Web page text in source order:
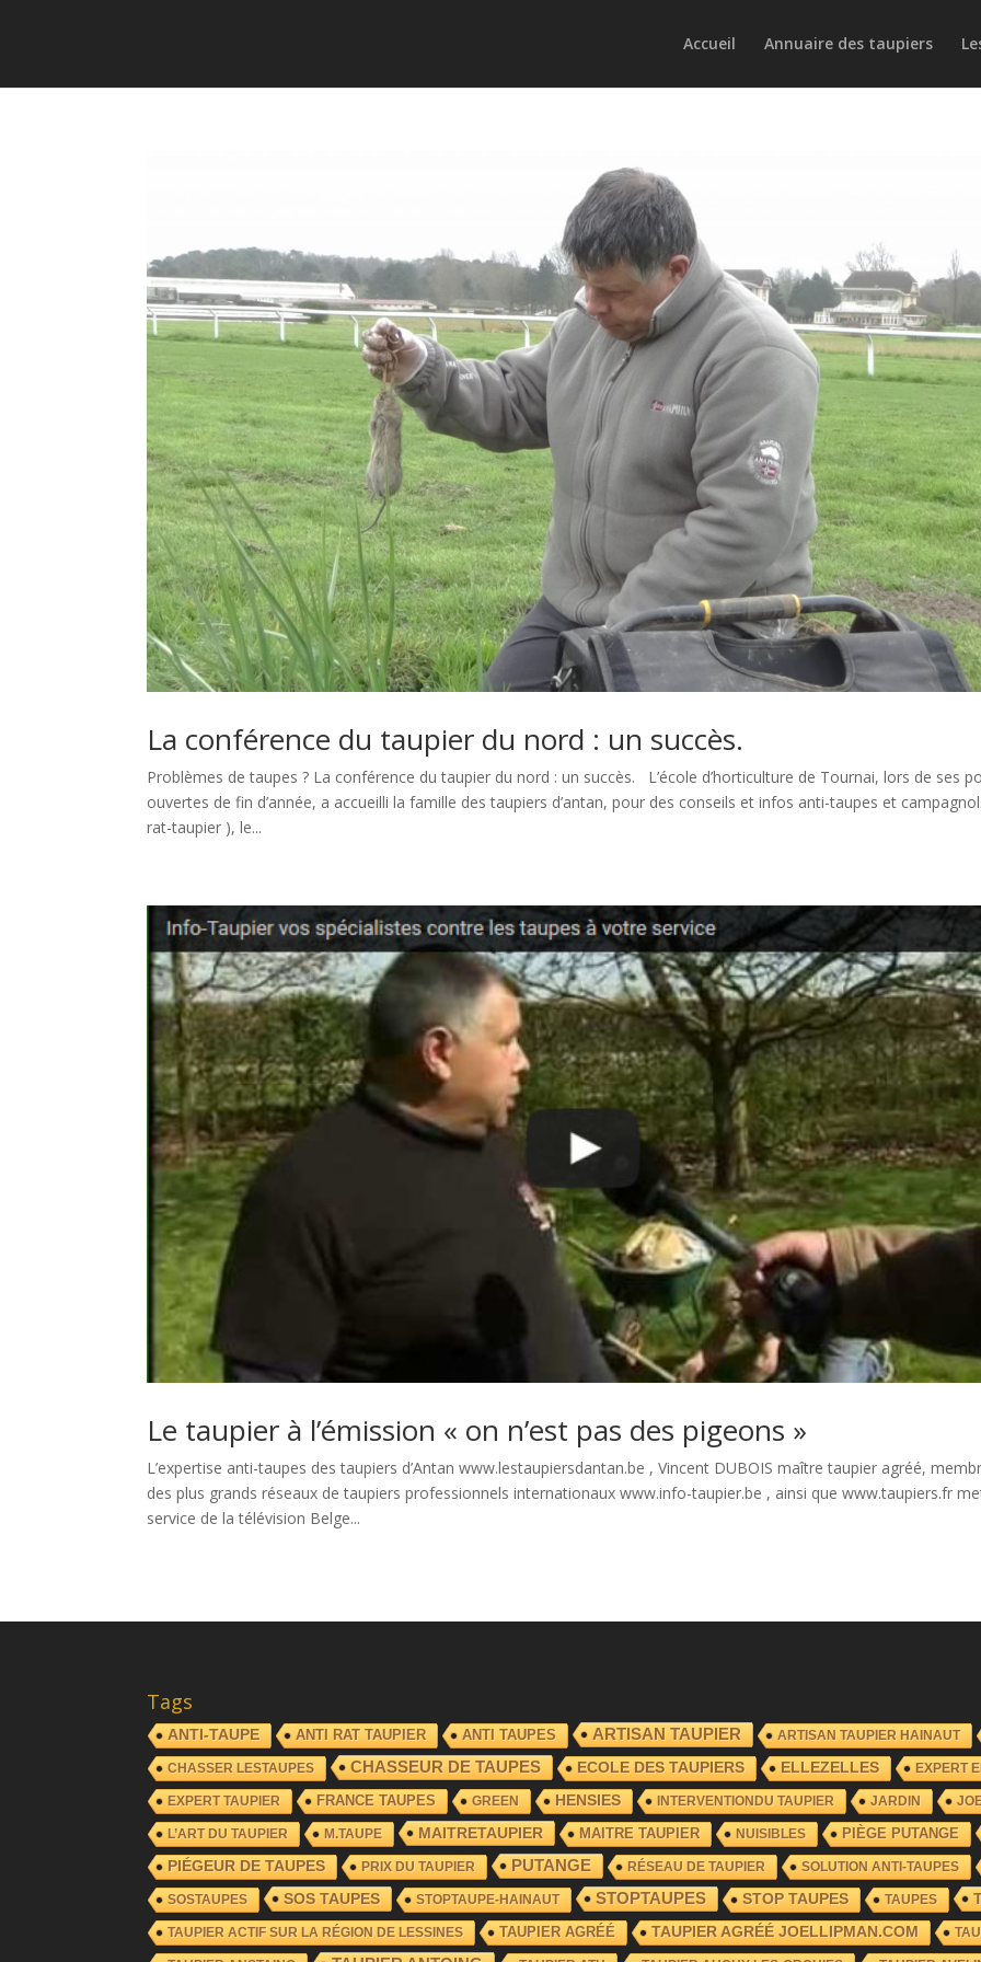
Accueil Annuaire des taupiers
La conférence du taupier du nord : un succès.
Problèmes de taupes ? La conférence du taupier du nord : un succès. L’école d’horticulture de Tournai, lors de ses
ouvertes de fin d’année, a accueilli la famille des taupiers d’antan, pour des conseils et infos anti-taupes et
rat-taupier ), le...
Le taupier à l’émission « on n’est pas des pigeons »
L’expertise anti-taupes des taupiers d’Antan www.lestaupiersdantan.be , Vincent DUBOIS maître taupier agréé,
des plus grands réseaux de taupiers professionnels internationaux www.info-taupier.be , ainsi que www.taupiers.fr
service de la télévision Belge...
Tags
ANTI-TAUPE ANTI RAT TAUPIER ANTI TAUPES ARTISAN TAUPIER ARTISAN TAUPIER HAINAUT
CHASSER LESTAUPES CHASSEUR DE TAUPES ECOLE DES TAUPIERS ELLEZELLES EXPERT
EXPERT TAUPIER FRANCE TAUPES GREEN HENSIES INTERVENTIONDU TAUPIER JARDIN
L’ART DU TAUPIER M.TAUPE MAITRETAUPIER MAITRE TAUPIER NUISIBLES
PIÈGE PUTANGE
PIÉGEUR DE TAUPES
PRIX DU TAUPIER PUTANGE RÉSEAU DE TAUPIER SOLUTION ANTI-TAUPES
SOSTAUPES SOS TAUPES STOPTAUPE-HAINAUT STOPTAUPES STOP TAUPES TAUPES
TAUPIER ACTIF SUR LA RÉGION DE LESSINES TAUPIER AGRÉÉ TAUPIER AGRÉÉ JOELLIPMAN.COM